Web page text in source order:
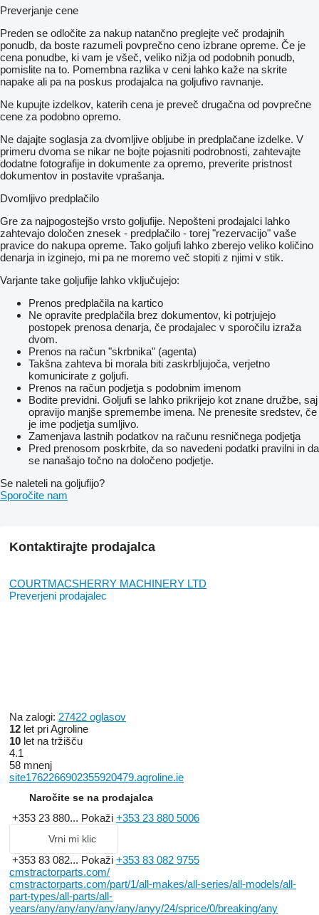
Preverjanje cene
Preden se odločite za nakup natančno preglejte več prodajnih
ponudb, da boste razumeli povprečno ceno izbrane opreme. Če je
cena ponudbe, ki vam je všeč, veliko nižja od podobnih ponudb,
pomislite na to. Pomembna razlika v ceni lahko kaže na skrite
napake ali pa na poskus prodajalca na goljufivo ravnanje.
Ne kupujte izdelkov, katerih cena je preveč drugačna od povprečne
cene za podobno opremo.
Ne dajajte soglasja za dvomljive obljube in predplačane izdelke. V
primeru dvoma se nikar ne bojte pojasniti podrobnosti, zahtevajte
dodatne fotografije in dokumente za opremo, preverite pristnost
dokumentov in postavite vprašanja.
Dvomljivo predplačilo
Gre za najpogostejšo vrsto goljufije. Nepošteni prodajalci lahko
zahtevajo določen znesek - predplačilo - torej "rezervacijo" vaše
pravice do nakupa opreme. Tako goljufi lahko zberejo veliko količino
denarja in izginejo, mi pa ne moremo več stopiti z njimi v stik.
Varjante take goljufije lahko vključujejo:
Prenos predplačila na kartico
Ne opravite predplačila brez dokumentov, ki potrjujejo
postopek prenosa denarja, če prodajalec v sporočilu izraža
dvom.
Prenos na račun "skrbnika" (agenta)
Takšna zahteva bi morala biti zaskrbljujoča, verjetno
komunicirate z goljufi.
Prenos na račun podjetja s podobnim imenom
Bodite previdni. Goljufi se lahko prikrijejo kot znane družbe, saj
opravijo manjše spremembe imena. Ne prenesite sredstev, če
je ime podjetja sumljivo.
Zamenjava lastnih podatkov na računu resničnega podjetja
Pred prenosom poskrbite, da so navedeni podatki pravilni in da
se nanašajo točno na določeno podjetje.
Se naleteli na goljufijo?
Sporočite nam
Kontaktirajte prodajalca
COURTMACSHERRY MACHINERY LTD
Preverjeni prodajalec
Na zalogi: 27422 oglasov
12 let pri Agroline
10 let na tržišču
4.1
58 mnenj
site1762266902355920479.agroline.ie
Naročite se na prodajalca
+353 23 880... Pokaži +353 23 880 5006
Vrni mi klic
+353 83 082... Pokaži +353 83 082 9755
cmstractorparts.com/
cmstractorparts.com/part/1/all-makes/all-series/all-models/all-
part-types/all-parts/all-
years/any/any/any/any/any/anyy/24/sprice/0/breaking/any